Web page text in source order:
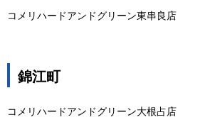
コメリハードアンドグリーン東串良店
錦江町
コメリハードアンドグリーン大根占店